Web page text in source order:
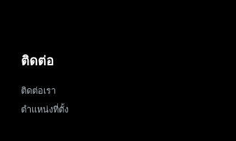
ติดต่อ
ติดต่อเรา
ตำแหน่งที่ตั้ง